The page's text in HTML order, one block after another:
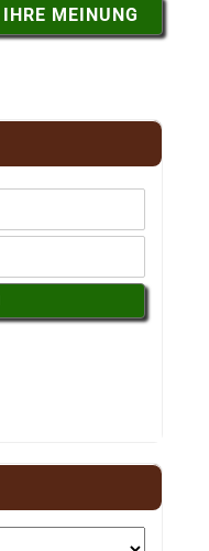
IHRE MEINUNG